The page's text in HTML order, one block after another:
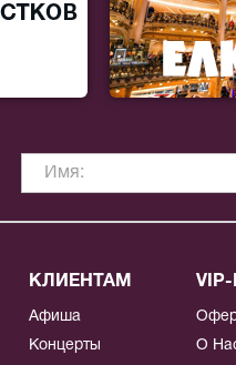
КЛИЕНТАМ
Афиша
Концерты
VIP-
О